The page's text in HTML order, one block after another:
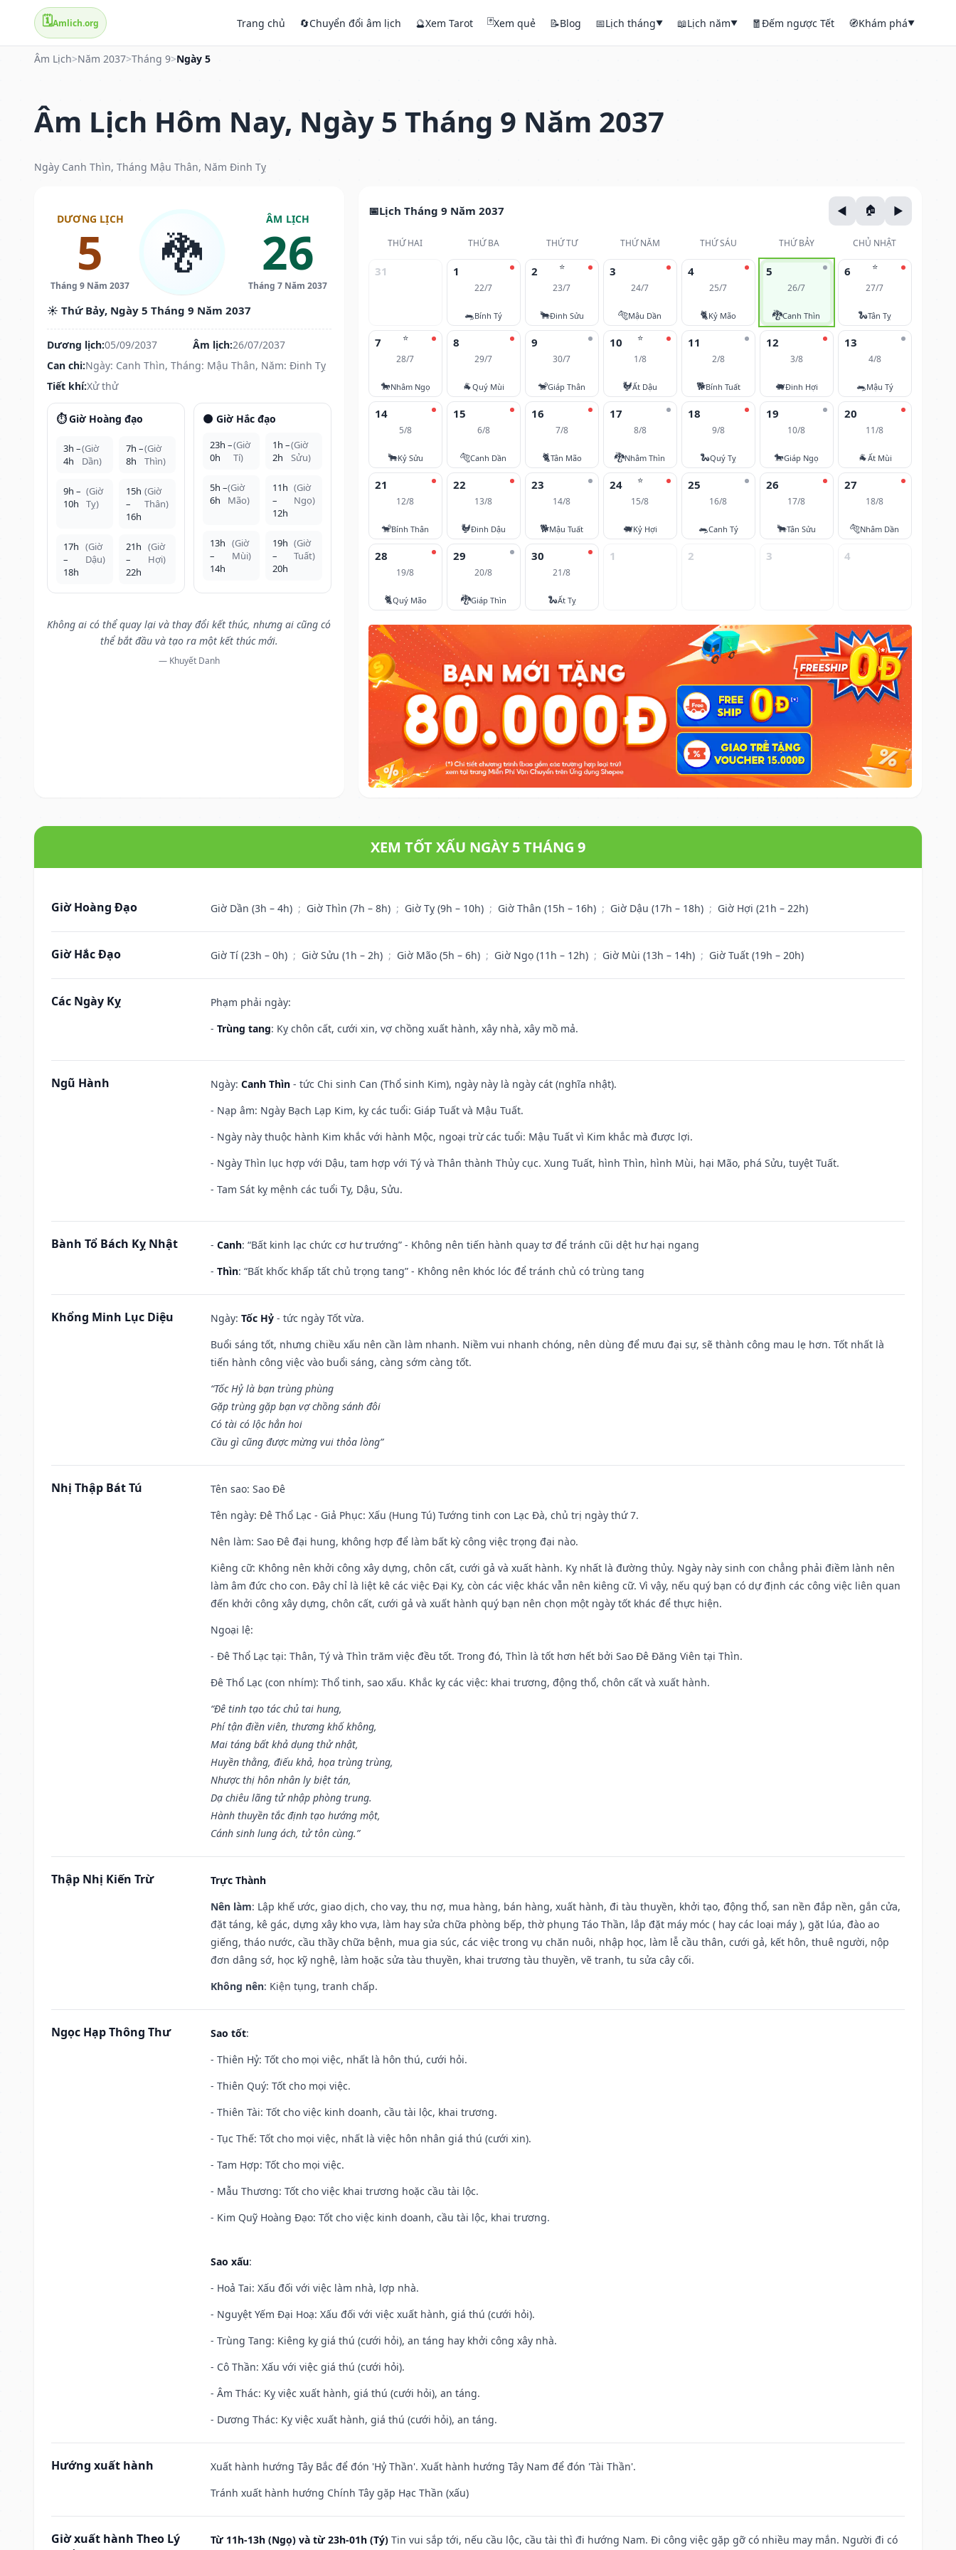
🗓️Amlich.org Trang chủ 🔄Chuyển đổi âm lịch 🔮Xem Tarot 🃏Xem quẻ 📝Blog 📅Lịch tháng▼ 📖Lịch năm▼ 🧧Đếm ngược Tết 🧭Khám phá▼
Âm Lịch>Năm 2037>Tháng 9>Ngày 5
Âm Lịch Hôm Nay, Ngày 5 Tháng 9 Năm 2037
Ngày Canh Thìn, Tháng Mậu Thân, Năm Đinh Tỵ
DƯƠNG LỊCH
5
Tháng 9 Năm 2037
🐉
ÂM LỊCH
26
Tháng 7 Năm 2037
☀️ Thứ Bảy, Ngày 5 Tháng 9 Năm 2037
Dương lịch:05/09/2037 Âm lịch:26/07/2037
Can chi:Ngày: Canh Thìn, Tháng: Mậu Thân, Năm: Đinh Tỵ
Tiết khí:Xử thử
⏱️ Giờ Hoàng đạo
3h –
4h
(Giờ
Dần)
7h –
8h
(Giờ
Thìn)
9h –
10h
(Giờ
Tỵ)
15h
–
16h
(Giờ
Thân)
17h
–
18h
(Giờ
Dậu)
21h
–
22h
(Giờ
Hợi)
🌑 Giờ Hắc đạo
23h –
0h
(Giờ
Tí)
1h –
2h
(Giờ
Sửu)
5h –
6h
(Giờ
Mão)
11h
–
12h
(Giờ
Ngọ)
13h
–
14h
(Giờ
Mùi)
19h
–
20h
(Giờ
Tuất)
Không ai có thể quay lại và thay đổi kết thúc, nhưng ai cũng có
thể bắt đầu và tạo ra một kết thúc mới.
— Khuyết Danh
Lịch Tháng 9 Năm 2037
THỨ HAI THỨ BA THỨ TƯ THỨ NĂM THỨ SÁU THỨ BẢY CHỦ NHẬT
31 1
22/7
🐀Bính Tý
⭐
2
23/7
🐂Đinh Sửu
3
24/7
🐅Mậu Dần
4
25/7
🐈Kỷ Mão
5
26/7
🐉Canh Thìn
⭐
6
27/7
🐍Tân Tỵ
⭐
7
28/7
🐎Nhâm Ngọ
8
29/7
🐐Quý Mùi
9
30/7
🐒Giáp Thân
⭐
10
1/8
🐓Ất Dậu
11
2/8
🐕Bính Tuất
12
3/8
🐖Đinh Hợi
13
4/8
🐀Mậu Tý
14
5/8
🐂Kỷ Sửu
15
6/8
🐅Canh Dần
16
7/8
🐈Tân Mão
17
8/8
🐉Nhâm Thìn
18
9/8
🐍Quý Tỵ
19
10/8
🐎Giáp Ngọ
20
11/8
🐐Ất Mùi
21
12/8
🐒Bính Thân
22
13/8
🐓Đinh Dậu
23
14/8
🐕Mậu Tuất
⭐
24
15/8
🐖Kỷ Hợi
25
16/8
🐀Canh Tý
26
17/8
🐂Tân Sửu
27
18/8
🐅Nhâm Dần
28
19/8
🐈Quý Mão
29
20/8
🐉Giáp Thìn
30
21/8
🐍Ất Tỵ
1 2 3 4
XEM TỐT XẤU NGÀY 5 THÁNG 9
Giờ Hoàng Đạo Giờ Dần (3h – 4h) ; Giờ Thìn (7h – 8h) ; Giờ Tỵ (9h – 10h) ; Giờ Thân (15h – 16h) ; Giờ Dậu (17h – 18h) ; Giờ Hợi (21h – 22h)
Giờ Hắc Đạo Giờ Tí (23h – 0h) ; Giờ Sửu (1h – 2h) ; Giờ Mão (5h – 6h) ; Giờ Ngọ (11h – 12h) ; Giờ Mùi (13h – 14h) ; Giờ Tuất (19h – 20h)
Các Ngày Kỵ
Phạm phải ngày:
- Trùng tang: Kỵ chôn cất, cưới xin, vợ chồng xuất hành, xây nhà, xây mồ mả.
Ngũ Hành Ngày: Canh Thìn - tức Chi sinh Can (Thổ sinh Kim), ngày này là ngày cát (nghĩa nhật).
- Nạp âm: Ngày Bạch Lạp Kim, kỵ các tuổi: Giáp Tuất và Mậu Tuất.
- Ngày này thuộc hành Kim khắc với hành Mộc, ngoại trừ các tuổi: Mậu Tuất vì Kim khắc mà được lợi.
- Ngày Thìn lục hợp với Dậu, tam hợp với Tý và Thân thành Thủy cục. Xung Tuất, hình Thìn, hình Mùi, hại Mão, phá Sửu, tuyệt Tuất.
- Tam Sát kỵ mệnh các tuổi Tỵ, Dậu, Sửu.
Bành Tổ Bách Kỵ Nhật - Canh: “Bất kinh lạc chức cơ hư trướng” - Không nên tiến hành quay tơ để tránh cũi dệt hư hại ngang
- Thìn: “Bất khốc khấp tất chủ trọng tang” - Không nên khóc lóc để tránh chủ có trùng tang
Khổng Minh Lục Diệu Ngày: Tốc Hỷ - tức ngày Tốt vừa.
Buổi sáng tốt, nhưng chiều xấu nên cần làm nhanh. Niềm vui nhanh chóng, nên dùng để mưu đại sự, sẽ thành công mau lẹ hơn. Tốt nhất là
tiến hành công việc vào buổi sáng, càng sớm càng tốt.
“Tốc Hỷ là bạn trùng phùng
Gặp trùng gặp bạn vợ chồng sánh đôi
Có tài có lộc hẳn hoi
Cầu gì cũng được mừng vui thỏa lòng”
Nhị Thập Bát Tú Tên sao: Sao Đê
Tên ngày: Đê Thổ Lạc - Giả Phục: Xấu (Hung Tú) Tướng tinh con Lạc Đà, chủ trị ngày thứ 7.
Nên làm: Sao Đê đại hung, không hợp để làm bất kỳ công việc trọng đại nào.
Kiêng cữ: Không nên khởi công xây dựng, chôn cất, cưới gả và xuất hành. Kỵ nhất là đường thủy. Ngày này sinh con chẳng phải điềm lành nên
làm âm đức cho con. Đây chỉ là liệt kê các việc Đại Kỵ, còn các việc khác vẫn nên kiêng cữ. Vì vậy, nếu quý bạn có dự định các công việc liên quan
đến khởi công xây dựng, chôn cất, cưới gả và xuất hành quý bạn nên chọn một ngày tốt khác để thực hiện.
Ngoại lệ:
- Đê Thổ Lạc tại: Thân, Tý và Thìn trăm việc đều tốt. Trong đó, Thìn là tốt hơn hết bởi Sao Đê Đăng Viên tại Thìn.
Đê Thổ Lạc (con nhím): Thổ tinh, sao xấu. Khắc kỵ các việc: khai trương, động thổ, chôn cất và xuất hành.
“Đê tinh tạo tác chủ tai hung,
Phí tận điền viên, thương khố không,
Mai táng bất khả dụng thử nhật,
Huyền thằng, điếu khả, họa trùng trùng,
Nhược thị hôn nhân ly biệt tán,
Dạ chiêu lãng tử nhập phòng trung.
Hành thuyền tắc định tạo hướng một,
Cánh sinh lung ách, tử tôn cùng.”
Thập Nhị Kiến Trừ
Trực Thành
Nên làm: Lập khế ước, giao dịch, cho vay, thu nợ, mua hàng, bán hàng, xuất hành, đi tàu thuyền, khởi tạo, động thổ, san nền đắp nền, gắn cửa,
đặt táng, kê gác, dựng xây kho vựa, làm hay sửa chữa phòng bếp, thờ phụng Táo Thần, lắp đặt máy móc ( hay các loại máy ), gặt lúa, đào ao
giếng, tháo nước, cầu thầy chữa bệnh, mua gia súc, các việc trong vụ chăn nuôi, nhập học, làm lễ cầu thân, cưới gả, kết hôn, thuê người, nộp
đơn dâng sớ, học kỹ nghệ, làm hoặc sửa tàu thuyền, khai trương tàu thuyền, vẽ tranh, tu sửa cây cối.
Không nên: Kiện tụng, tranh chấp.
Ngọc Hạp Thông Thư Sao tốt:
- Thiên Hỷ: Tốt cho mọi việc, nhất là hôn thú, cưới hỏi.
- Thiên Quý: Tốt cho mọi việc.
- Thiên Tài: Tốt cho việc kinh doanh, cầu tài lộc, khai trương.
- Tục Thế: Tốt cho mọi việc, nhất là việc hôn nhân giá thú (cưới xin).
- Tam Hợp: Tốt cho mọi việc.
- Mẫu Thương: Tốt cho việc khai trương hoặc cầu tài lộc.
- Kim Quỹ Hoàng Đạo: Tốt cho việc kinh doanh, cầu tài lộc, khai trương.
Sao xấu:
- Hoả Tai: Xấu đối với việc làm nhà, lợp nhà.
- Nguyệt Yếm Đại Hoạ: Xấu đối với việc xuất hành, giá thú (cưới hỏi).
- Trùng Tang: Kiêng kỵ giá thú (cưới hỏi), an táng hay khởi công xây nhà.
- Cô Thần: Xấu với việc giá thú (cưới hỏi).
- Âm Thác: Kỵ việc xuất hành, giá thú (cưới hỏi), an táng.
- Dương Thác: Kỵ việc xuất hành, giá thú (cưới hỏi), an táng.
Hướng xuất hành
Xuất hành hướng Tây Bắc để đón 'Hỷ Thần'. Xuất hành hướng Tây Nam để đón 'Tài Thần'.
Tránh xuất hành hướng Chính Tây gặp Hạc Thần (xấu)
Giờ xuất hành Theo Lý
Từ 11h-13h (Ngọ) và từ 23h-01h (Tý) Tin vui sắp tới, nếu cầu lộc, cầu tài thì đi hướng Nam. Đi công việc gặp gỡ có nhiều may mắn. Người đi có